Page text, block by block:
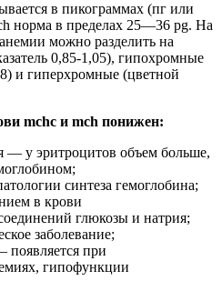
в пикограммах (пг или
норма в пределах 25—36 pg. На
можно разделить на
0,85-1,05), гипохромные
и гиперхромные (цветной
mchc и mch понижен:
— у эритроцитов объем больше,
синтеза гемоглобина;
в крови
глюкозы и натрия;
заболевание;
при
гипофункции